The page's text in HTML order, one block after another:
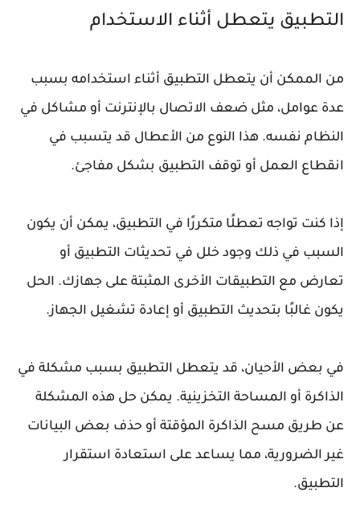
التطبيق يتعطل أثناء الاستخدام
من الممكن أن يتعطل التطبيق أثناء استخدامه بسبب
عدة عوامل، مثل ضعف الاتصال بالإنترنت أو مشاكل في
النظام نفسه. هذا النوع من الأعطال قد يتسبب في
انقطاع العمل أو توقف التطبيق بشكل مفاجئ.
إذا كنت تواجه تعطلًا متكررًا في التطبيق، يمكن أن يكون
السبب في ذلك وجود خلل في تحديثات التطبيق أو
تعارض مع التطبيقات الأخرى المثبتة على جهازك. الحل
يكون غالبًا بتحديث التطبيق أو إعادة تشغيل الجهاز.
في بعض الأحيان، قد يتعطل التطبيق بسبب مشكلة في
الذاكرة أو المساحة التخزينية. يمكن حل هذه المشكلة
عن طريق مسح الذاكرة المؤقتة أو حذف بعض البيانات
غير الضرورية، مما يساعد على استعادة استقرار
التطبيق.